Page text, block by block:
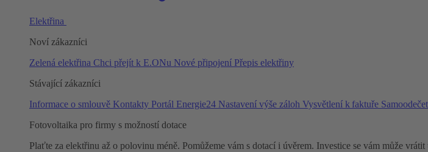
Elektřina
Noví zákazníci
Zelená elektřina Chci přejít k E.ONu Nové připojení Přepis elektřiny
Stávající zákazníci
Informace o smlouvě Kontakty Portál Energie24 Nastavení výše záloh Vysvětlení k faktuře
Fotovoltaika pro firmy s možností dotace
Plaťte za elektřinu až o polovinu méně. Pomůžeme vám s dotací i úvěrem. Investice se vám může vrátit